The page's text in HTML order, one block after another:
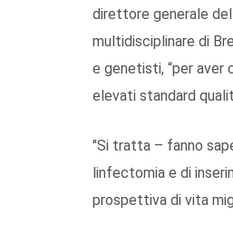
direttore generale
multidisciplinare di
e genetisti, “per
elevati standard
"Si tratta – fanno
linfectomia e di
prospettiva di vita